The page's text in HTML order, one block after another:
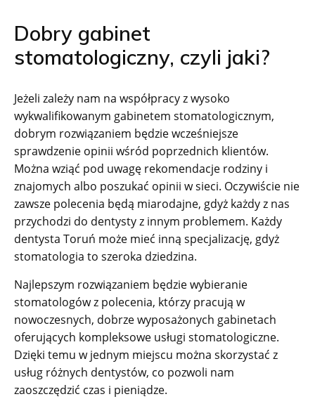
Dobry gabinet
stomatologiczny, czyli jaki?
Jeżeli zależy nam na współpracy z wysoko
wykwalifikowanym gabinetem stomatologicznym,
dobrym rozwiązaniem będzie wcześniejsze
sprawdzenie opinii wśród poprzednich klientów.
Można wziąć pod uwagę rekomendacje rodziny i
znajomych albo poszukać opinii w sieci. Oczywiście nie
zawsze polecenia będą miarodajne, gdyż każdy z nas
przychodzi do dentysty z innym problemem. Każdy
dentysta Toruń może mieć inną specjalizację, gdyż
stomatologia to szeroka dziedzina.
Najlepszym rozwiązaniem będzie wybieranie
stomatologów z polecenia, którzy pracują w
nowoczesnych, dobrze wyposażonych gabinetach
oferujących kompleksowe usługi stomatologiczne.
Dzięki temu w jednym miejscu można skorzystać z
usług różnych dentystów, co pozwoli nam
zaoszczędzić czas i pieniądze.